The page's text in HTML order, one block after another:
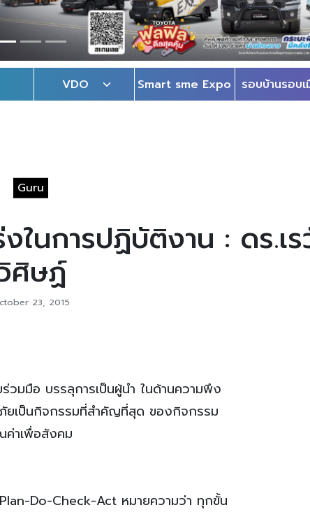
VDO Smart sme Expo รอบบ้านรอบ
Guru
ในการปฏิบัติงาน : ดร.เ
ศิษฏ์
23, 2015
วมมือ บรรลุการเป็นผู้นำ ในด้านความพึง
ยเป็นกิจกรรมที่สำคัญที่สุด ของกิจกรรม
าเพื่อสังคม
Do-Check-Act หมายความว่า ทุกขั้น